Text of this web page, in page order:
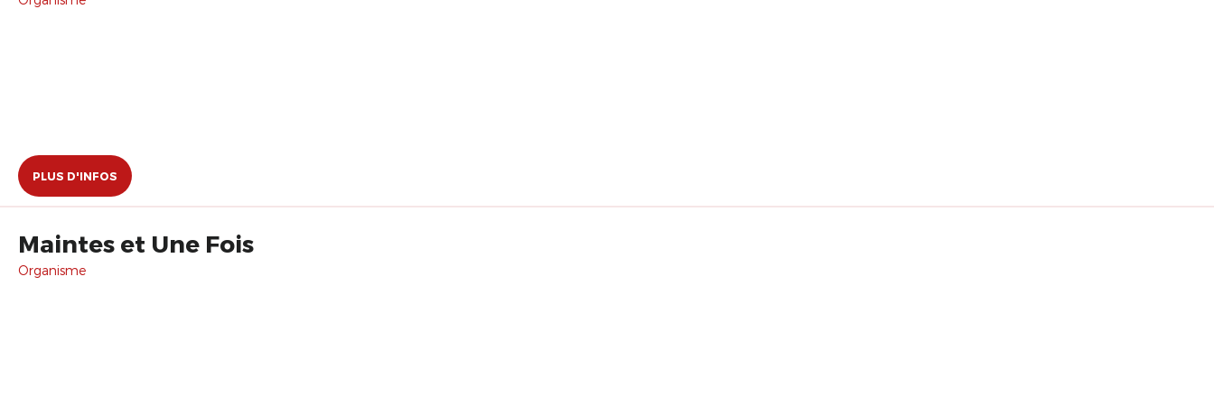
PLUS D'INFOS
Maintes et Une Fois
Organisme